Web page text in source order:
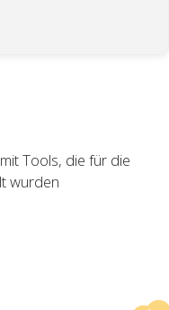
Tools, die für die
wurden